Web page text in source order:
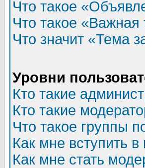
Что такое
Что такое «Важная
Что значит «Тема
Уровни
Кто такие
Кто такие
Что такое группы
Как мне вступить в
Как мне стать